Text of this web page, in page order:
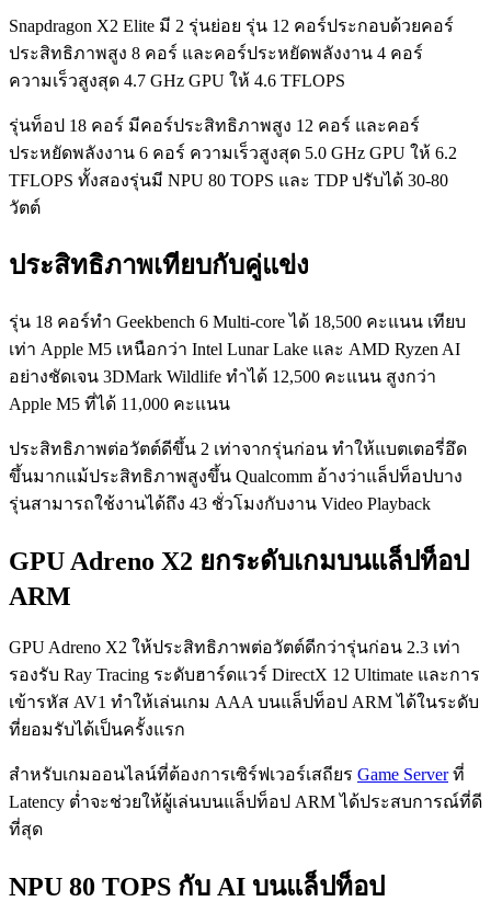
Snapdragon X2 Elite มี 2 รุ่นย่อย รุ่น 12 คอร์ประกอบด้วยคอร์
ประสิทธิภาพสูง 8 คอร์ และคอร์ประหยัดพลังงาน 4 คอร์
ความเร็วสูงสุด 4.7 GHz GPU ให้ 4.6 TFLOPS
รุ่นท็อป 18 คอร์ มีคอร์ประสิทธิภาพสูง 12 คอร์ และคอร์
ประหยัดพลังงาน 6 คอร์ ความเร็วสูงสุด 5.0 GHz GPU ให้ 6.2
TFLOPS ทั้งสองรุ่นมี NPU 80 TOPS และ TDP ปรับได้ 30-80
วัตต์
ประสิทธิภาพเทียบกับคู่แข่ง
รุ่น 18 คอร์ทำ Geekbench 6 Multi-core ได้ 18,500 คะแนน เทียบ
เท่า Apple M5 เหนือกว่า Intel Lunar Lake และ AMD Ryzen AI
อย่างชัดเจน 3DMark Wildlife ทำได้ 12,500 คะแนน สูงกว่า
Apple M5 ที่ได้ 11,000 คะแนน
ประสิทธิภาพต่อวัตต์ดีขึ้น 2 เท่าจากรุ่นก่อน ทำให้แบตเตอรี่อึด
ขึ้นมากแม้ประสิทธิภาพสูงขึ้น Qualcomm อ้างว่าแล็ปท็อปบาง
รุ่นสามารถใช้งานได้ถึง 43 ชั่วโมงกับงาน Video Playback
GPU Adreno X2 ยกระดับเกมบนแล็ปท็อป
ARM
GPU Adreno X2 ให้ประสิทธิภาพต่อวัตต์ดีกว่ารุ่นก่อน 2.3 เท่า
รองรับ Ray Tracing ระดับฮาร์ดแวร์ DirectX 12 Ultimate และการ
เข้ารหัส AV1 ทำให้เล่นเกม AAA บนแล็ปท็อป ARM ได้ในระดับ
ที่ยอมรับได้เป็นครั้งแรก
สำหรับเกมออนไลน์ที่ต้องการเซิร์ฟเวอร์เสถียร Game Serverที่
Latency ต่ำจะช่วยให้ผู้เล่นบนแล็ปท็อป ARM ได้ประสบการณ์ที่ดี
ที่สุด
NPU 80 TOPS กับ AI บนแล็ปท็อป